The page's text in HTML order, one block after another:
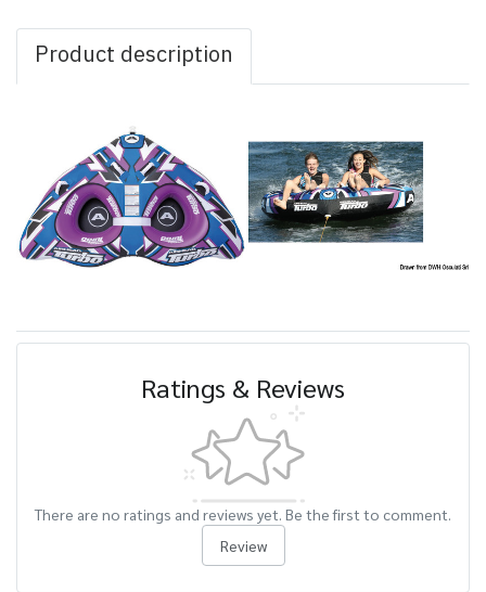
Product description
Ratings & Reviews
There are no ratings and reviews yet. Be the first to comment.
Review